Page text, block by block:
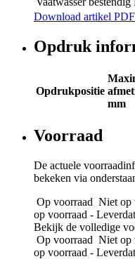
Download artikel PDF
Opdruk
Opdrukpositie
mm
Voorraad
De actuele
bekeken via
Op voorraad Niet op
op voorraad -
Bekijk de volledige
Op voorraad Niet op
op voorraad -